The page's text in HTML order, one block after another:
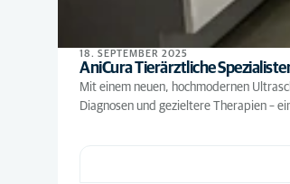
18. SEPTEMBER 2025
AniCura Tierärztliche
Mit einem neuen, hochmodernen
Diagnosen und gezieltere Therapien –